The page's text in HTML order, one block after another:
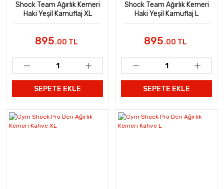
Shock Team Ağırlık Kemeri
Haki Yeşil Kamuflaj XL
895.00 TL
SEPETE EKLE
Shock Team Ağırlık Kemeri
Haki Yeşil Kamuflaj L
895.00 TL
SEPETE EKLE